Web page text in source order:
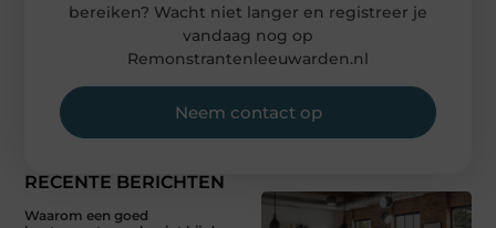
RECENTE BERICHTEN
Waarom een goed
bereiken? Wacht niet langer en registreer je
vandaag nog op
Remonstrantenleeuwarden.nl
Neem contact op